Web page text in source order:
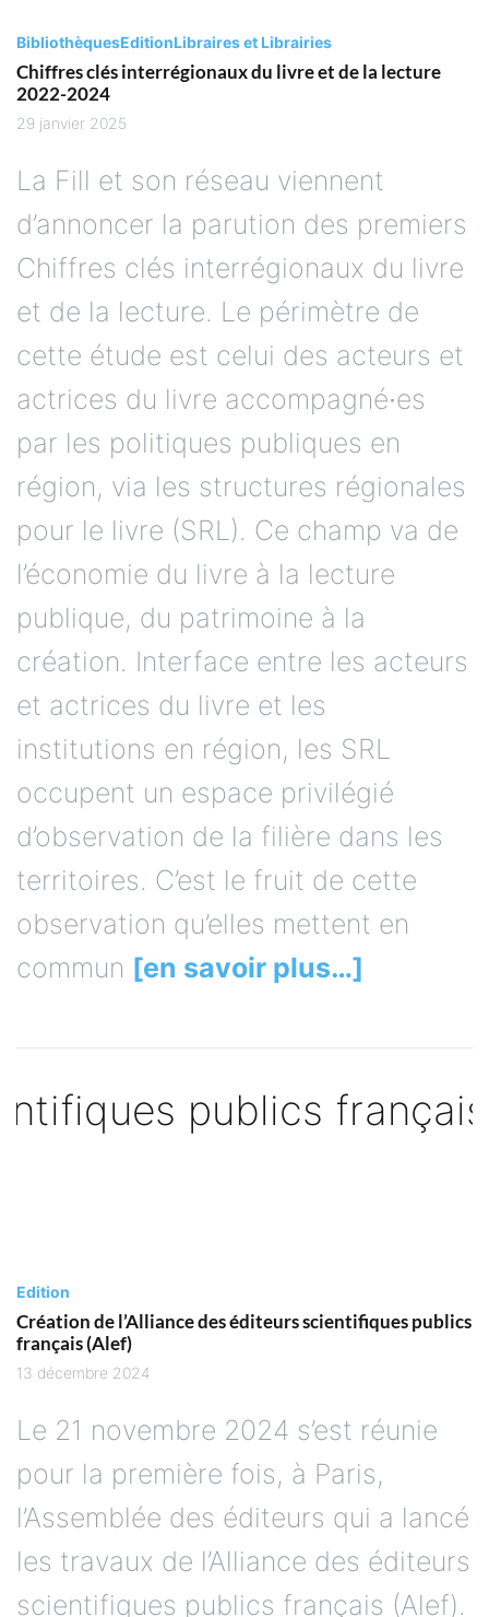
BibliothèquesEditionLibraires et Librairies
Chiffres clés interrégionaux du livre et de la lecture
2022-2024
29 janvier 2025
La Fill et son réseau viennent
d’annoncer la parution des premiers
Chiffres clés interrégionaux du livre
et de la lecture. Le périmètre de
cette étude est celui des acteurs et
actrices du livre accompagné∙es
par les politiques publiques en
région, via les structures régionales
pour le livre (SRL). Ce champ va de
l’économie du livre à la lecture
publique, du patrimoine à la
création. Interface entre les acteurs
et actrices du livre et les
institutions en région, les SRL
occupent un espace privilégié
d’observation de la filière dans les
territoires. C’est le fruit de cette
observation qu’elles mettent en
commun [en savoir plus…]
Edition
Création de l’Alliance des éditeurs scientifiques publics
français (Alef)
13 décembre 2024
Le 21 novembre 2024 s’est réunie
pour la première fois, à Paris,
l’Assemblée des éditeurs qui a lancé
les travaux de l’Alliance des éditeurs
scientifiques publics français (Alef).